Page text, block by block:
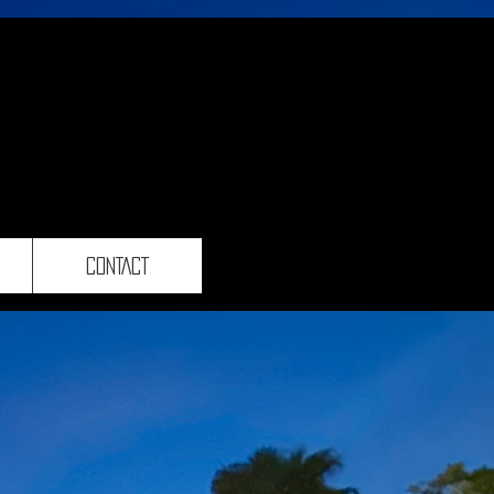
CONTACT